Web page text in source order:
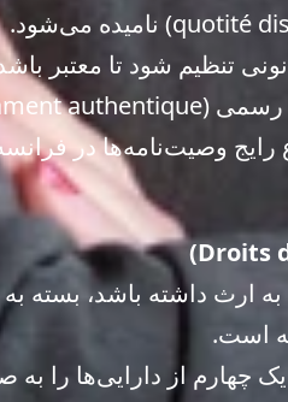
تنظیم شود تا معتبر
داشته باشد، بسته به
است.